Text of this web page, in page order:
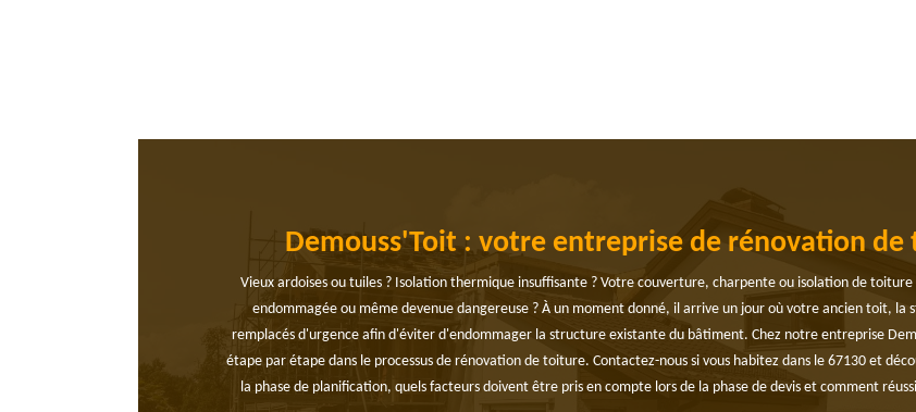
Demouss'Toit : votre entreprise de rénovation de
Vieux ardoises ou tuiles ? Isolation thermique insuffisante ? Votre couverture, charpente ou isolation de
endommagée ou même devenue dangereuse ? À un moment donné, il arrive un jour où votre ancien toit,
remplacés d'urgence afin d'éviter d'endommager la structure existante du bâtiment. Chez notre entreprise
étape par étape dans le processus de rénovation de toiture. Contactez-nous si vous habitez dans le 67130 et
la phase de planification, quels facteurs doivent être pris en compte lors de la phase de devis et comment